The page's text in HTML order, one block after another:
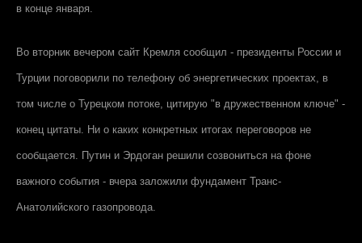
в конце января.
Во вторник вечером сайт Кремля сообщил - президенты России и
Турции поговорили по телефону об энергетических проектах, в
том числе о Турецком потоке, цитирую "в дружественном ключе" -
конец цитаты. Ни о каких конкретных итогах переговоров не
сообщается. Путин и Эрдоган решили созвониться на фоне
важного события - вчера заложили фундамент Транс-
Анатолийского газопровода.